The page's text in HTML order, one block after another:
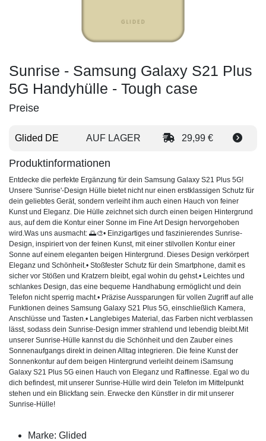
Sunrise - Samsung Galaxy S21 Plus
5G Handyhülle - Tough case
Preise
Glided DE AUF LAGER 29,99 €
Produktinformationen
Entdecke die perfekte Ergänzung für dein Samsung Galaxy S21 Plus 5G!
Unsere 'Sunrise'-Design Hülle bietet nicht nur einen erstklassigen Schutz für
dein geliebtes Gerät, sondern verleiht ihm auch einen Hauch von feiner
Kunst und Eleganz. Die Hülle zeichnet sich durch einen beigen Hintergrund
aus, auf dem die Kontur einer Sonne im Fine Art Design hervorgehoben
wird.Was uns ausmacht: 🌅🎨• Einzigartiges und faszinierendes Sunrise-
Design, inspiriert von der feinen Kunst, mit einer stilvollen Kontur einer
Sonne auf einem eleganten beigen Hintergrund. Dieses Design verkörpert
Eleganz und Schönheit.• Stoßfester Schutz für dein Smartphone, damit es
sicher vor Stößen und Kratzern bleibt, egal wohin du gehst.• Leichtes und
schlankes Design, das eine bequeme Handhabung ermöglicht und dein
Telefon nicht sperrig macht.• Präzise Aussparungen für vollen Zugriff auf alle
Funktionen deines Samsung Galaxy S21 Plus 5G, einschließlich Kamera,
Anschlüsse und Tasten.• Langlebiges Material, das Farben nicht verblassen
lässt, sodass dein Sunrise-Design immer strahlend und lebendig bleibt.Mit
unserer Sunrise-Hülle kannst du die Schönheit und den Zauber eines
Sonnenaufgangs direkt in deinen Alltag integrieren. Die feine Kunst der
Sonnenkontur auf dem beigen Hintergrund verleiht deinem iSamsung
Galaxy S21 Plus 5G einen Hauch von Eleganz und Raffinesse. Egal wo du
dich befindest, mit unserer Sunrise-Hülle wird dein Telefon im Mittelpunkt
stehen und ein Blickfang sein. Erwecke den Künstler in dir mit unserer
Sunrise-Hülle!
Marke: Glided